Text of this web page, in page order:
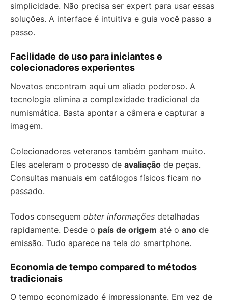
simplicidade. Não precisa ser expert para usar essas
soluções. A interface é intuitiva e guia você passo a
passo.
Facilidade de uso para iniciantes e
colecionadores experientes
Novatos encontram aqui um aliado poderoso. A
tecnologia elimina a complexidade tradicional da
numismática. Basta apontar a câmera e capturar a
imagem.
Colecionadores veteranos também ganham muito.
Eles aceleram o processo de avaliação de peças.
Consultas manuais em catálogos físicos ficam no
passado.
Todos conseguem obter informações detalhadas
rapidamente. Desde o país de origem até o ano de
emissão. Tudo aparece na tela do smartphone.
Economia de tempo compared to métodos
tradicionais
O tempo economizado é impressionante. Em vez de